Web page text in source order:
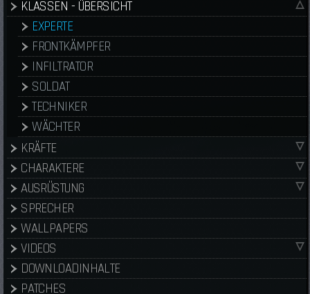
KLASSEN - ÜBERSICHT
EXPERTE
FRONTKÄMPFER
INFILTRATOR
SOLDAT
TECHNIKER
WÄCHTER
KRÄFTE
CHARAKTERE
AUSRÜSTUNG
SPRECHER
WALLPAPERS
VIDEOS
DOWNLOADINHALTE
PATCHES